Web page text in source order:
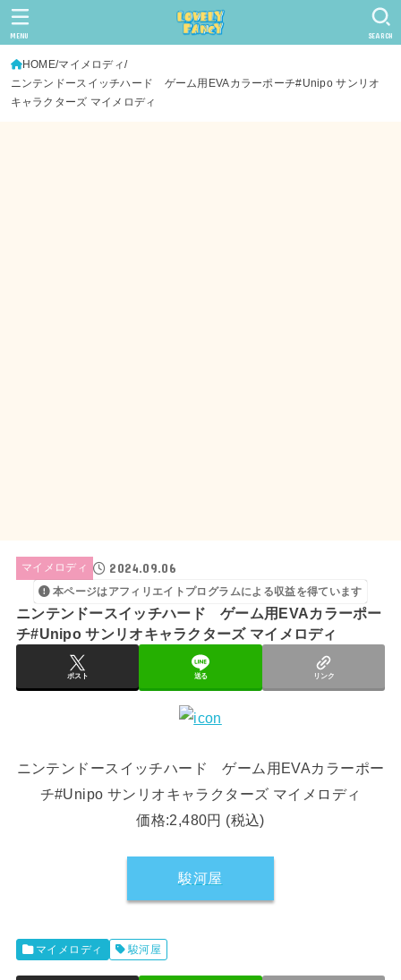
SEARCH
MENU
HOME マイメロディ
ニンテンドースイッチハード ゲーム用EVAカラーポーチ#Unipo サンリオ
キャラクターズ マイメロディ
マイメロディ 2024.09.06
本ページはアフィリエイトプログラムによる収益を得ています
ニンテンドースイッチハード ゲーム用EVAカラーポー
チ#Unipo サンリオキャラクターズ マイメロディ
ポスト 送る リンク
ニンテンドースイッチハード ゲーム用EVAカラーポー
チ#Unipo サンリオキャラクターズ マイメロディ
価格:2,480円 (税込)
駿河屋
マイメロディ 駿河屋